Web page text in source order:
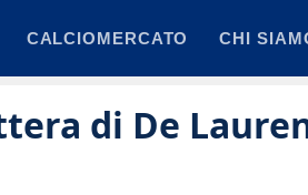
CALCIOMERCATO CHI
di De